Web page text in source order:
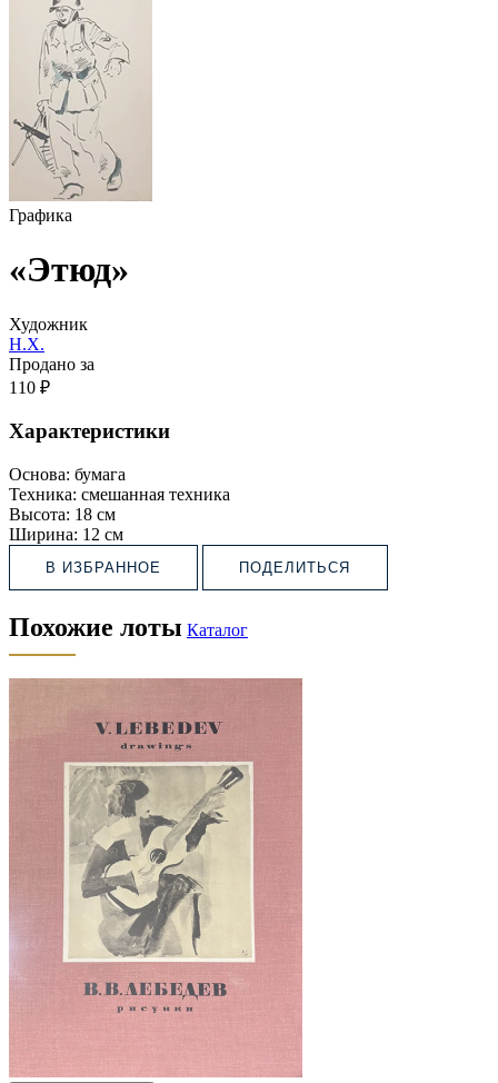
Графика
«Этюд»
Художник
Н.Х.
Продано за
110 ₽
Характеристики
Основа: бумага
Техника: смешанная техника
Высота: 18 см
Ширина: 12 см
В ИЗБРАННОЕ ПОДЕЛИТЬСЯ
Похожие лоты Каталог